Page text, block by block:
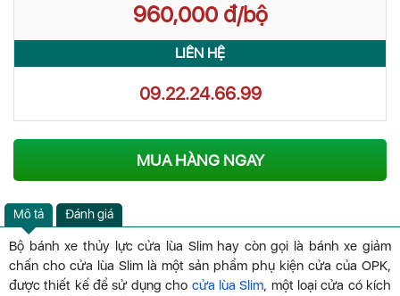
960,000 đ/bộ
LIÊN HỆ
09.22.24.66.99
MUA HÀNG NGAY
Mô tả Đánh giá
Bộ bánh xe thủy lực cửa lùa Slim hay còn gọi là bánh xe giảm
chấn cho cửa lùa Slim là một sản phẩm phụ kiện cửa của OPK,
được thiết kế để sử dụng cho cửa lùa Slim, một loại cửa có kích